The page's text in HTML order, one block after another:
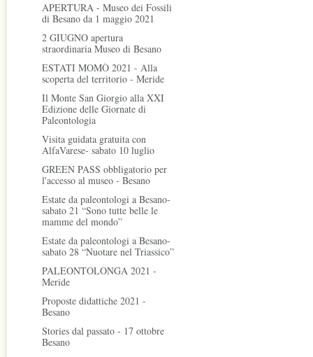
APERTURA - Museo dei Fossili
di Besano da 1 maggio 2021
2 GIUGNO apertura
straordinaria Museo di Besano
ESTATI MOMÒ 2021 - Alla
scoperta del territorio - Meride
Il Monte San Giorgio alla XXI
Edizione delle Giornate di
Paleontologia
Visita guidata gratuita con
AlfaVarese- sabato 10 luglio
GREEN PASS obbligatorio per
l'accesso al museo - Besano
Estate da paleontologi a Besano-
sabato 21 “Sono tutte belle le
mamme del mondo”
Estate da paleontologi a Besano-
sabato 28 “Nuotare nel Triassico”
PALEONTOLONGA 2021 -
Meride
Proposte didattiche 2021 -
Besano
Stories dal passato - 17 ottobre
Besano